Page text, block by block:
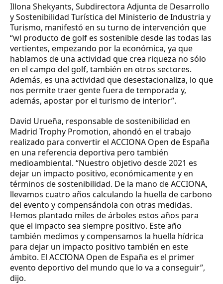
Illona Shekyants, Subdirectora Adjunta de Desarrollo
y Sostenibilidad Turística del Ministerio de Industria y
Turismo, manifestó en su turno de intervención que
“wl producto de golf es sostenible desde las todas las
vertientes, empezando por la económica, ya que
hablamos de una actividad que crea riqueza no sólo
en el campo del golf, también en otros sectores.
Además, es una actividad que desestacionaliza, lo que
nos permite traer gente fuera de temporada y,
además, apostar por el turismo de interior”.
David Urueña, responsable de sostenibilidad en
Madrid Trophy Promotion, ahondó en el trabajo
realizado para convertir el ACCIONA Open de España
en una referencia deportiva pero también
medioambiental. “Nuestro objetivo desde 2021 es
dejar un impacto positivo, económicamente y en
términos de sostenibilidad. De la mano de ACCIONA,
llevamos cuatro años calculando la huella de carbono
del evento y compensándola con otras medidas.
Hemos plantado miles de árboles estos años para
que el impacto sea siempre positivo. Este año
también medimos y compensamos la huella hídrica
para dejar un impacto positivo también en este
ámbito. El ACCIONA Open de España es el primer
evento deportivo del mundo que lo va a conseguir”,
dijo.